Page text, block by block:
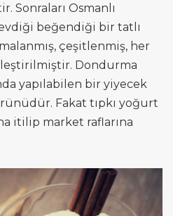
Sonraları Osmanlı
beğendiği bir tatlı
çeşitlenmiş, her
Dondurma
yapılabilen bir yiyecek
Fakat tıpkı yoğurt
itilip market raflarına